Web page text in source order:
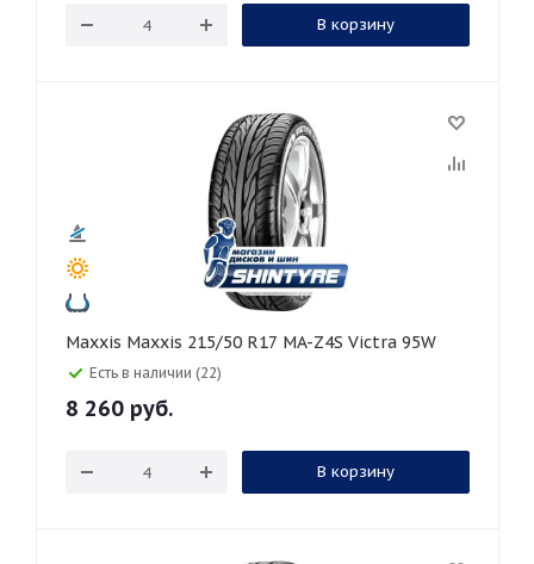
В корзину
Maxxis Maxxis 215/50 R17 MA-Z4S Victra 95W
Есть в наличии (22)
8 260 руб.
В корзину